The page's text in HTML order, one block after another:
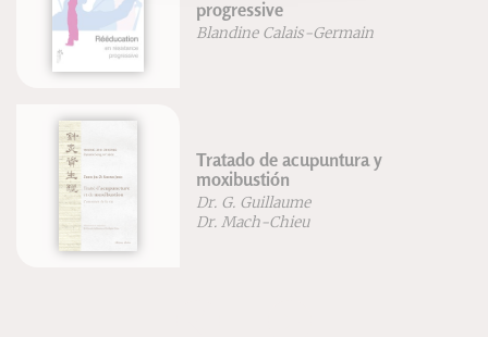
progressive
Blandine Calais-Germain
Tratado de acupuntura y
moxibustión
Dr. G. Guillaume
Dr. Mach-Chieu